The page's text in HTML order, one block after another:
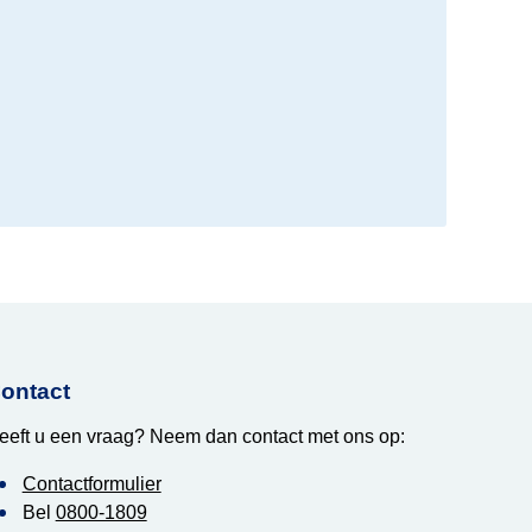
u een vraag? Neem dan contact met ons op:
Contactformulier
Bel 0800-1809